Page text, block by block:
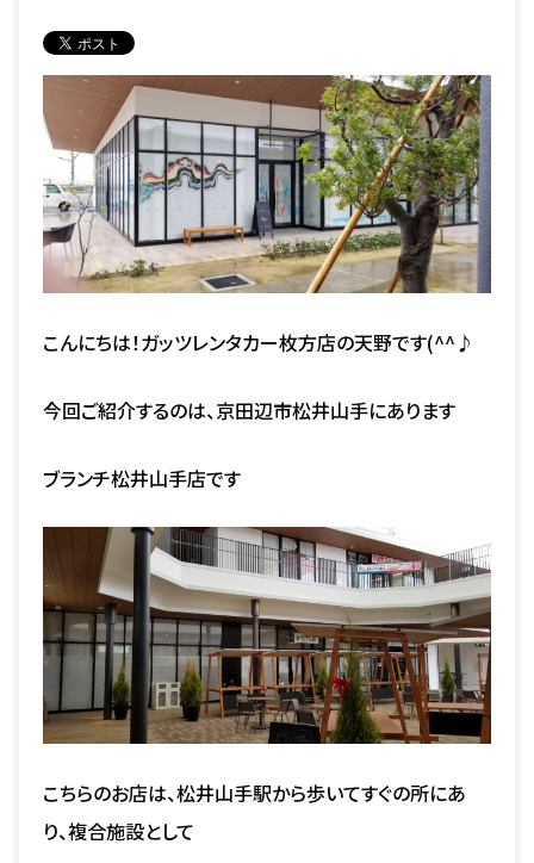
こんにちは！ガッツレンタカー枚方店の天野です(^^♪
今回ご紹介するのは、京田辺市松井山手にあります
ブランチ松井山手店です
こちらのお店は、松井山手駅から歩いてすぐの所にあ
り、複合施設として